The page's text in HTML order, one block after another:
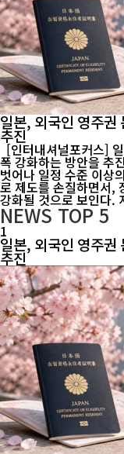
일본, 외국인 영주
추진
[인터내셔널포커스]
폭 강화하는 방안을 추
벗어나 일정 수준 이상
로 제도를 손질하면서,
강화될 것으로 보인다.
NEWS TOP 5
1
일본, 외국인 영주
추진